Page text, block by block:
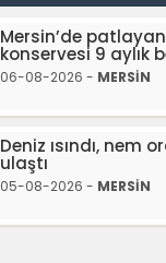
Mersin’de
konservesi 9 aylık
06-08-2026 - MERSİN
Deniz ısındı, nem
ulaştı
05-08-2026 - MERSİN